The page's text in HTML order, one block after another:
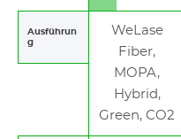
Ausführun
g
WeLase
Fiber,
MOPA,
Hybrid,
Green, CO2